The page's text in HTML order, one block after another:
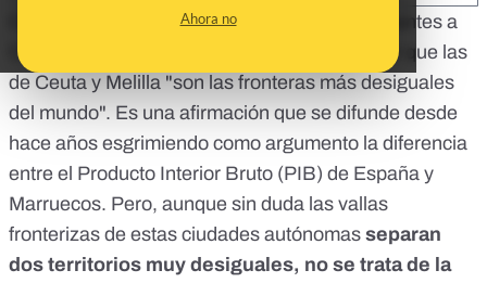
Ahora no
Coincidiendo con la llegada masiva de inmigrantes a
Ceuta el pasado 17 de mayo, vuelve a circular que las
de Ceuta y Melilla "son las fronteras más desiguales
del mundo". Es una afirmación que se difunde desde
hace años esgrimiendo como argumento la diferencia
entre el Producto Interior Bruto (PIB) de España y
Marruecos. Pero, aunque sin duda las vallas
fronterizas de estas ciudades autónomas separan
dos territorios muy desiguales, no se trata de la